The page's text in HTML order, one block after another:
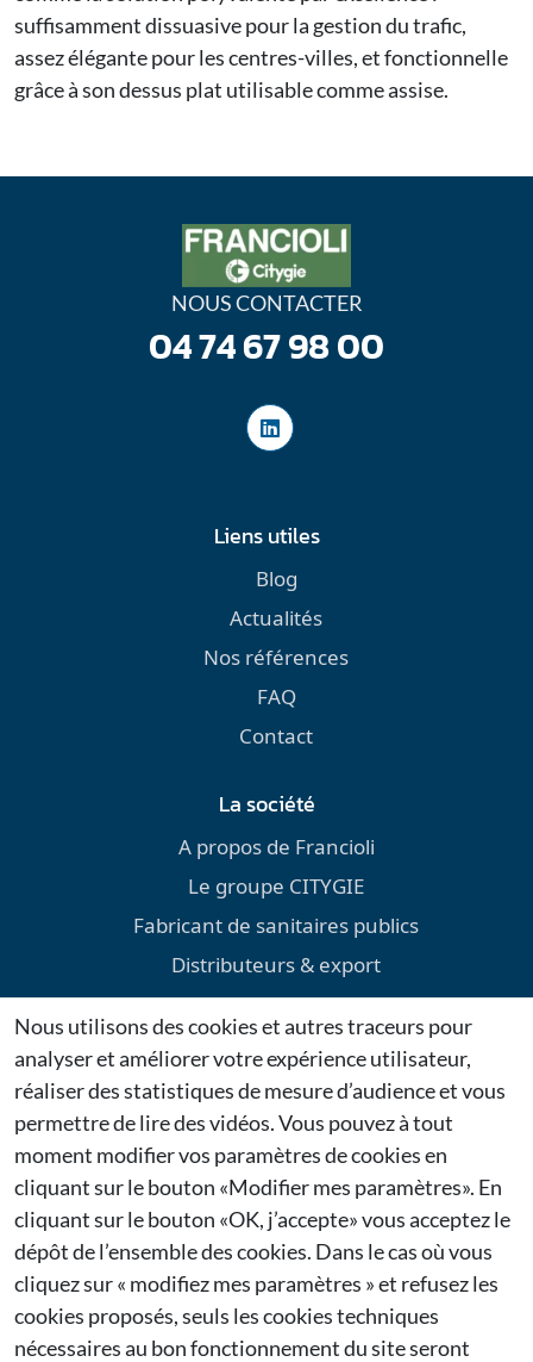
suffisamment dissuasive pour la gestion du trafic,
assez élégante pour les centres-villes, et fonctionnelle
grâce à son dessus plat utilisable comme assise.
NOUS CONTACTER
04 74 67 98 00
Liens utiles
Blog
Actualités
Nos références
FAQ
Contact
La société
A propos de Francioli
Le groupe CITYGIE
Fabricant de sanitaires publics
Distributeurs & export
Environnement
Téléchargements
Mentions légales
Dernières actualités
Citygie confirme sa présence au Salon Espace Public
2026 à Bruxelles
27/01/2026
Citygie renouvelle sa participation à Municipalia
2026
26/01/2026
Nous utilisons des cookies et autres traceurs pour
analyser et améliorer votre expérience utilisateur,
réaliser des statistiques de mesure d’audience et vous
permettre de lire des vidéos. Vous pouvez à tout
moment modifier vos paramètres de cookies en
cliquant sur le bouton «Modifier mes paramètres». En
cliquant sur le bouton «OK, j’accepte» vous acceptez le
dépôt de l’ensemble des cookies. Dans le cas où vous
cliquez sur « modifiez mes paramètres » et refusez les
cookies proposés, seuls les cookies techniques
nécessaires au bon fonctionnement du site seront